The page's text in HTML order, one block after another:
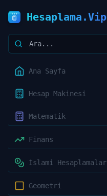
Hesaplama.Vip
Ana Sayfa
Hesap Makinesi
Matematik
Finans
İslami Hesaplamalar
Geometri